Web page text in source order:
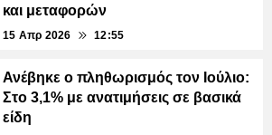
και μεταφορών
15 Απρ 2026 12:55
Ανέβηκε ο πληθωρισμός τον Ιούλιο:
Στο 3,1% με ανατιμήσεις σε βασικά
είδη